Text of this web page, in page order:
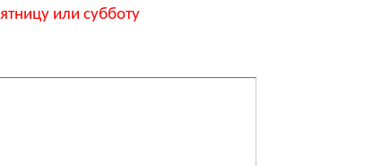
или субботу